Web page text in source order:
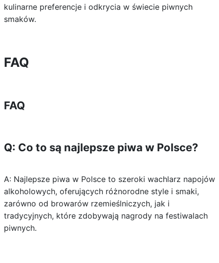
kulinarne preferencje i odkrycia w świecie piwnych
smaków.
FAQ
FAQ
Q: Co to są najlepsze piwa w Polsce?
A: Najlepsze piwa w Polsce to szeroki wachlarz napojów
alkoholowych, oferujących różnorodne style i smaki,
zarówno od browarów rzemieślniczych, jak i
tradycyjnych, które zdobywają nagrody na festiwalach
piwnych.